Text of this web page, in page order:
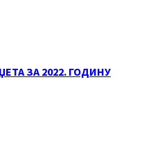
ЗА 2022. ГОДИНУ